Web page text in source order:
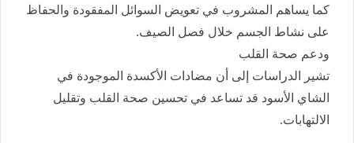
كما يساهم المشروب في تعويض السوائل المفقودة والحفاظ
على نشاط الجسم خلال فصل الصيف.
ودعم صحة القلب
تشير الدراسات إلى أن مضادات الأكسدة الموجودة في
الشاي الأسود قد تساعد في تحسين صحة القلب وتقليل
الالتهابات.